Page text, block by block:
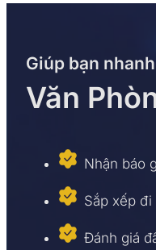
Giúp bạn
Văn
Nhận báo
Sắp xếp đi
Đánh giá